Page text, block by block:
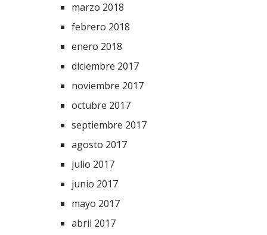
marzo 2018
febrero 2018
enero 2018
diciembre 2017
noviembre 2017
octubre 2017
septiembre 2017
agosto 2017
julio 2017
junio 2017
mayo 2017
abril 2017